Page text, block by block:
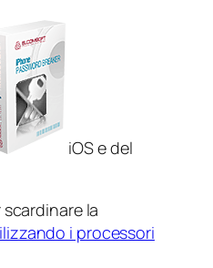
iOS e del
la
i processori